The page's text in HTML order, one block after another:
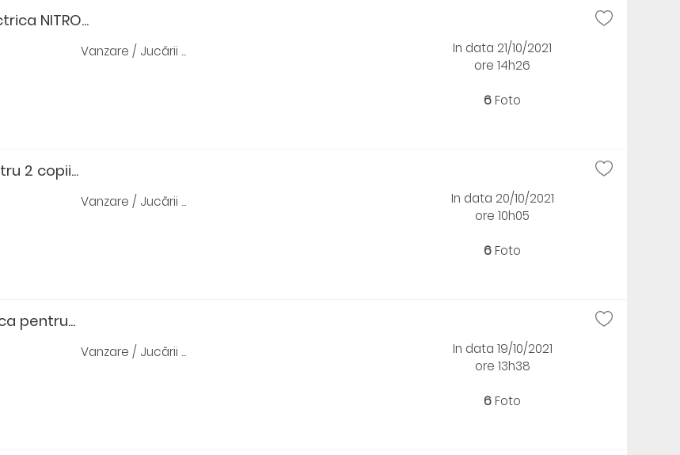
NITRO...
Vanzare / Jucării ...
In data 21/10/2021
ore 14h26
6 Foto
2 copii...
Vanzare / Jucării ...
In data 20/10/2021
ore 10h05
6 Foto
pentru...
Vanzare / Jucării ...
In data 19/10/2021
ore 13h38
6 Foto